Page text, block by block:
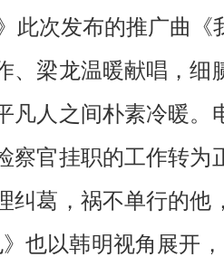
此次发布的推广曲《
、梁龙温暖献唱，细
凡人之间朴素冷暖。
察官挂职的工作转为
纠葛，祸不单行的他
也以韩明视角展开